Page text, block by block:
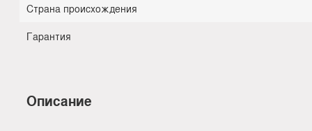
Страна происхождения
Гарантия
Описание